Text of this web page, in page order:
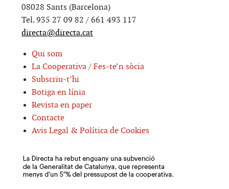
08028 Sants (Barcelona)
Tel. 935 27 09 82 / 661 493 117
directa@directa.cat
Qui som
La Cooperativa / Fes-te’n sòcia
Subscriu-t’hi
Botiga en línia
Revista en paper
Contacte
Avis Legal & Política de Cookies